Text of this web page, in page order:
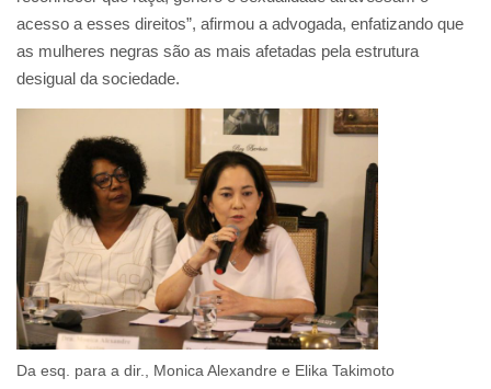
acesso a esses direitos”, afirmou a advogada, enfatizando que
as mulheres negras são as mais afetadas pela estrutura
desigual da sociedade.
Da esq. para a dir., Monica Alexandre e Elika Takimoto